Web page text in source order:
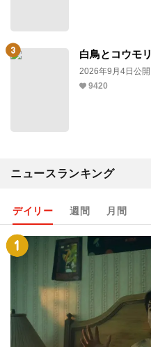
白鳥とコウモリ
2026年9月4日公開
9420
ニュースランキング
デイリー 週間 月間